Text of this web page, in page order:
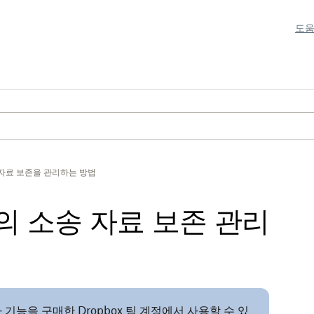
도
료 보존을 관리하는 방법
소송 자료 보존 관리
기능을 구매한 Dropbox 팀 계정에서 사용할 수 있